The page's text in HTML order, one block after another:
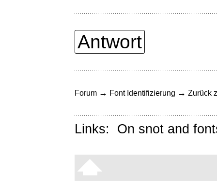
Antwort
Forum → Font Identifizierung → Zurück
Links: On snot and